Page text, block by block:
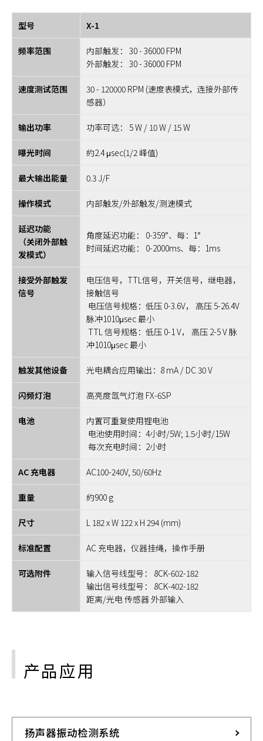
型号 X-1
频率范围
内部触发： 30 - 36000 FPM
外部触发： 30 - 36000 FPM
速度测试范围
30 - 120000 RPM (速度表模式，连接外部传
感器）
输出功率 功率可选： 5 W / 10 W / 15 W
曝光时间 約2.4 μsec(1/2 峰值)
最大输出能量 0.3 J/F
操作模式 内部触发/外部触发/测速模式
延迟功能
（关闭外部触
发模式）
角度延迟功能： 0-359°、每：1°
时间延迟功能： 0-2000ms、每：1ms
接受外部触发
信号
电压信号，TTL信号，开关信号，继电器，
接触信号
电压信号规格：低压 0-3.6V， 高压 5-26.4V
脉冲1010μsec 最小
TTL 信号规格：低压 0-1 V， 高压 2-5 V 脉
冲1010μsec 最小
触发其他设备 光电耦合应用输出：8 mA / DC 30 V
闪频灯泡 高亮度氙气灯泡 FX-6SP
电池
内置可重复使用锂电池
电池使用时间：4小时/5W; 1.5小时/15W
每次充电时间：2小时
AC 充电器 AC100-240V, 50/60Hz
重量 約900 g
尺寸 L 182 x W 122 x H 294 (mm)
标准配置 AC 充电器，仪器挂绳，操作手册
可选附件
输入信号线型号： 8CK-602-182
输出信号线型号： 8CK-402-182
距离/光电 传感器 外部输入
产品应用
扬声器振动检测系统